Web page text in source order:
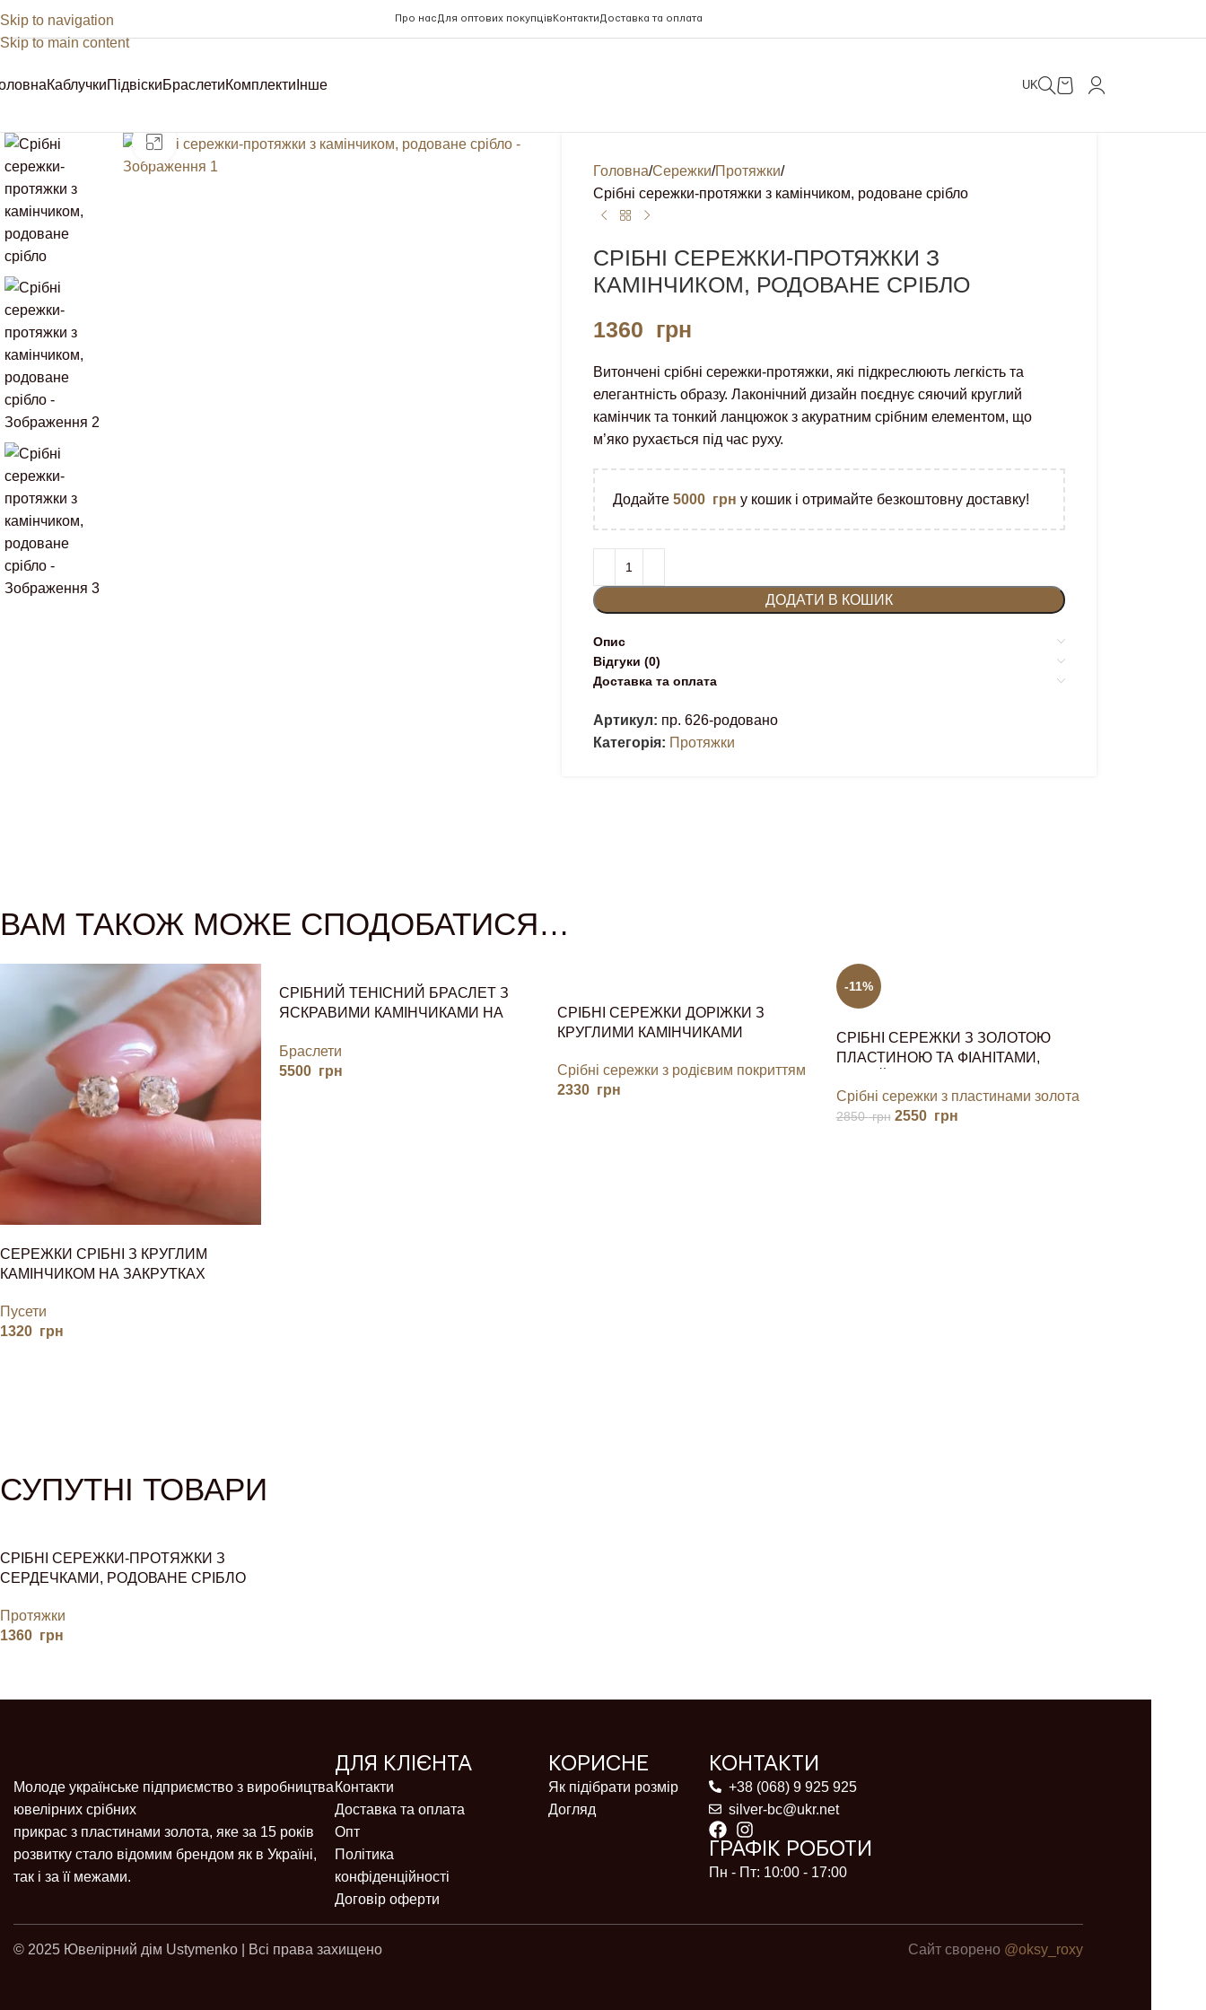
Skip to navigation
Skip to main content
Про насДля оптових покупців КонтактиДоставка та оплата
КаблучкиПідвіскиБраслетиКомплекти Інше UK
Клацніть, щоб збільшити
Головна Сережки Протяжки
Срібні сережки-протяжки з камінчиком, родоване срібло
СРІБНІ СЕРЕЖКИ-ПРОТЯЖКИ З
КАМІНЧИКОМ, РОДОВАНЕ СРІБЛО
1360 грн
Витончені срібні сережки-протяжки, які підкреслюють легкість та
елегантність образу. Лаконічний дизайн поєднує сяючий круглий
камінчик та тонкий ланцюжок з акуратним срібним елементом, що
м’яко рухається під час руху.
Додайте 5000 грн у кошик і отримайте безкоштовну доставку!
ДОДАТИ В КОШИК
Опис
Відгуки (0)
Доставка та оплата
Артикул: пр. 626-родовано
Категорія: Протяжки
ВАМ ТАКОЖ МОЖЕ СПОДОБАТИСЯ…
СЕРЕЖКИ СРІБНІ З КРУГЛИМ
КАМІНЧИКОМ НА ЗАКРУТКАХ
Пусети
1320 грн
СРІБНИЙ ТЕНІСНИЙ БРАСЛЕТ З
ЯСКРАВИМИ КАМІНЧИКАМИ НА
Браслети
5500 грн
СРІБНІ СЕРЕЖКИ ДОРІЖКИ З
КРУГЛИМИ КАМІНЧИКАМИ
Срібні сережки з родієвим покриттям
2330 грн
-11%
СРІБНІ СЕРЕЖКИ З ЗОЛОТОЮ
ПЛАСТИНОЮ ТА ФІАНІТАМИ,
Срібні сережки з пластинами золота
2850грн 2550 грн
СУПУТНІ ТОВАРИ
СРІБНІ СЕРЕЖКИ-ПРОТЯЖКИ З
СЕРДЕЧКАМИ, РОДОВАНЕ СРІБЛО
Протяжки
1360 грн
Молоде українське підприємство з виробництва
ювелірних срібних
прикрас з пластинами золота, яке за 15 років
розвитку стало відомим брендом як в Україні,
так і за її межами.
ДЛЯ КЛІЄНТА
Контакти
Доставка та оплата
Опт
Політика
конфіденційності
Договір оферти
КОРИСНЕ
Як підібрати розмір
Догляд
КОНТАКТИ
+38 (068) 9 925 925
silver-bc@ukr.net
ГРАФІК РОБОТИ
Пн - Пт: 10:00 - 17:00
© 2025 Ювелірний дім Ustymenko | Всі права захищено Сайт сворено @oksy_roxy